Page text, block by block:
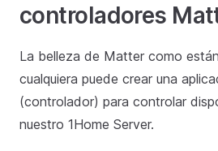
controladores
La belleza de Matter como
cualquiera puede crear una
(controlador) para controlar
nuestro 1Home Server.